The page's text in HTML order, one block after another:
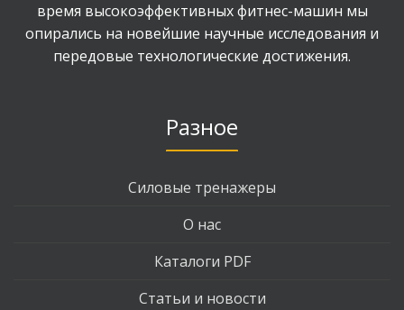
время высокоэффективных фитнес-машин мы
опирались на новейшие научные исследования и
передовые технологические достижения.
Разное
Силовые тренажеры
О нас
Каталоги PDF
Статьи и новости